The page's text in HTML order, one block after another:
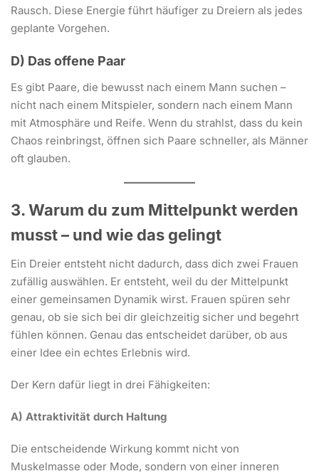
Rausch. Diese Energie führt häufiger zu Dreiern als jedes
geplante Vorgehen.
D) Das offene Paar
Es gibt Paare, die bewusst nach einem Mann suchen –
nicht nach einem Mitspieler, sondern nach einem Mann
mit Atmosphäre und Reife. Wenn du strahlst, dass du kein
Chaos reinbringst, öffnen sich Paare schneller, als Männer
oft glauben.
3. Warum du zum Mittelpunkt werden
musst – und wie das gelingt
Ein Dreier entsteht nicht dadurch, dass dich zwei Frauen
zufällig auswählen. Er entsteht, weil du der Mittelpunkt
einer gemeinsamen Dynamik wirst. Frauen spüren sehr
genau, ob sie sich bei dir gleichzeitig sicher und begehrt
fühlen können. Genau das entscheidet darüber, ob aus
einer Idee ein echtes Erlebnis wird.
Der Kern dafür liegt in drei Fähigkeiten:
A) Attraktivität durch Haltung
Die entscheidende Wirkung kommt nicht von
Muskelmasse oder Mode, sondern von einer inneren